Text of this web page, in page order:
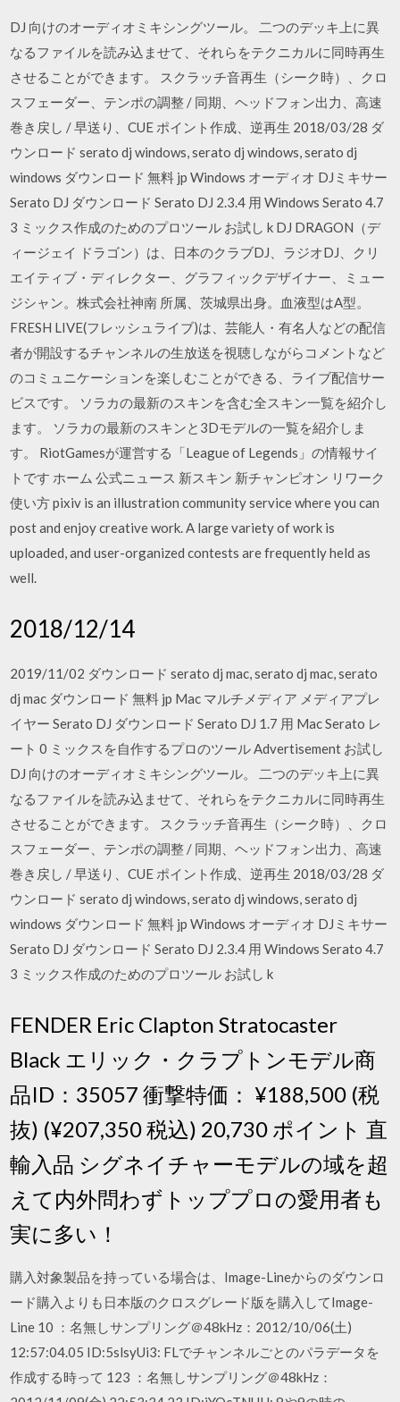
DJ 向けのオーディオミキシングツール。 二つのデッキ上に異
なるファイルを読み込ませて、それらをテクニカルに同時再生
させることができます。 スクラッチ音再生（シーク時）、クロ
スフェーダー、テンポの調整 / 同期、ヘッドフォン出力、高速
巻き戻し / 早送り、CUE ポイント作成、逆再生 2018/03/28 ダ
ウンロード serato dj windows, serato dj windows, serato dj
windows ダウンロード 無料 jp Windows オーディオ DJミキサー
Serato DJ ダウンロード Serato DJ 2.3.4 用 Windows Serato 4.7
3 ミックス作成のためのプロツール お試し k DJ DRAGON（デ
ィージェイ ドラゴン）は、日本のクラブDJ、ラジオDJ、クリ
エイティブ・ディレクター、グラフィックデザイナー、ミュー
ジシャン。株式会社神南 所属、茨城県出身。血液型はA型。
FRESH LIVE(フレッシュライブ)は、芸能人・有名人などの配信
者が開設するチャンネルの生放送を視聴しながらコメントなど
のコミュニケーションを楽しむことができる、ライブ配信サー
ビスです。 ソラカの最新のスキンを含む全スキン一覧を紹介し
ます。 ソラカの最新のスキンと3Dモデルの一覧を紹介しま
す。 RiotGamesが運営する「League of Legends」の情報サイ
トです ホーム 公式ニュース 新スキン 新チャンピオン リワーク
使い方 pixiv is an illustration community service where you can
post and enjoy creative work. A large variety of work is
uploaded, and user-organized contests are frequently held as
well.
2018/12/14
2019/11/02 ダウンロード serato dj mac, serato dj mac, serato
dj mac ダウンロード 無料 jp Mac マルチメディア メディアプレ
イヤー Serato DJ ダウンロード Serato DJ 1.7 用 Mac Serato レ
ート 0 ミックスを自作するプロのツール Advertisement お試し
DJ 向けのオーディオミキシングツール。 二つのデッキ上に異
なるファイルを読み込ませて、それらをテクニカルに同時再生
させることができます。 スクラッチ音再生（シーク時）、クロ
スフェーダー、テンポの調整 / 同期、ヘッドフォン出力、高速
巻き戻し / 早送り、CUE ポイント作成、逆再生 2018/03/28 ダ
ウンロード serato dj windows, serato dj windows, serato dj
windows ダウンロード 無料 jp Windows オーディオ DJミキサー
Serato DJ ダウンロード Serato DJ 2.3.4 用 Windows Serato 4.7
3 ミックス作成のためのプロツール お試し k
FENDER Eric Clapton Stratocaster
Black エリック・クラプトンモデル商
品ID：35057 衝撃特価： ¥188,500 (税
抜) (¥207,350 税込) 20,730 ポイント 直
輸入品 シグネイチャーモデルの域を超
えて内外問わずトッププロの愛用者も
実に多い！
購入対象製品を持っている場合は、Image-Lineからのダウンロ
ード購入よりも日本版のクロスグレード版を購入してImage-
Line 10 ：名無しサンプリング＠48kHz：2012/10/06(土)
12:57:04.05 ID:5slsyUi3: FLでチャンネルごとのパラデータを
作成する時って 123 ：名無しサンプリング＠48kHz：